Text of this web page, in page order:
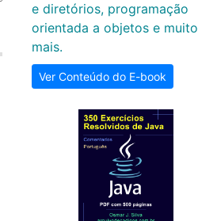
e diretórios, programação
orientada a objetos e muito
mais.
Ver Conteúdo do E-book